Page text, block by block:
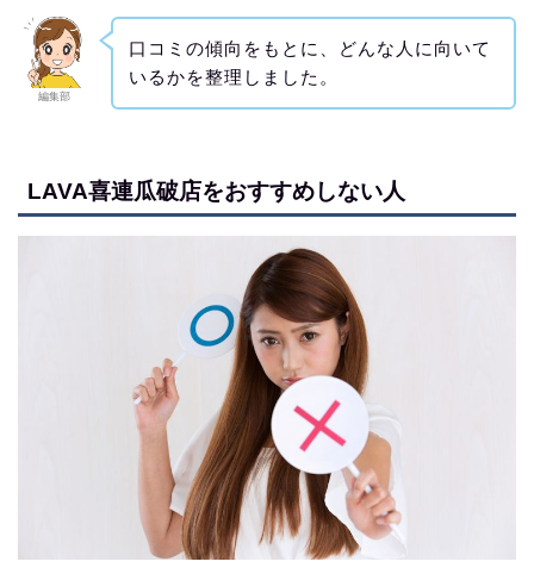
編集部
口コミの傾向をもとに、どんな人に向いて
いるかを整理しました。
LAVA喜連瓜破店をおすすめしない人